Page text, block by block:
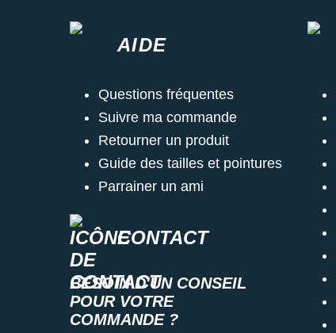
CONTACT
BESOIN D'UN CONSEIL
POUR VOTRE
COMMANDE ?
AIDE
Questions fréquentes
Suivre ma commande
Retourner un produit
Guide des tailles et pointures
Parrainer un ami